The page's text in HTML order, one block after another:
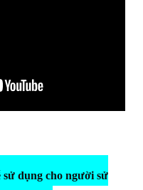
dụng cho người sử